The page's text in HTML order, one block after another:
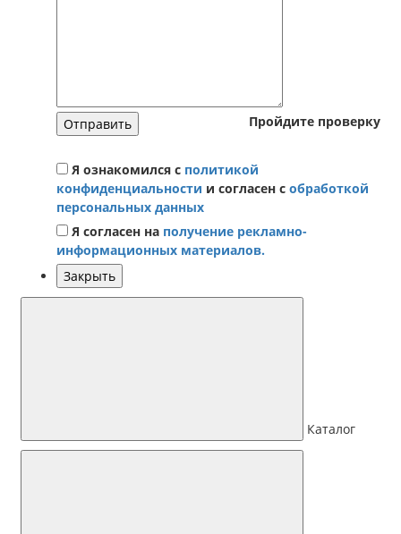
Пройдите проверку
Отправить
Я ознакомился с политикой
конфиденциальности и согласен с обработкой
персональных данных
Я согласен на получение рекламно-
информационных материалов.
Закрыть
Каталог